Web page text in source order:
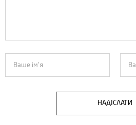
НАДІСЛАТИ